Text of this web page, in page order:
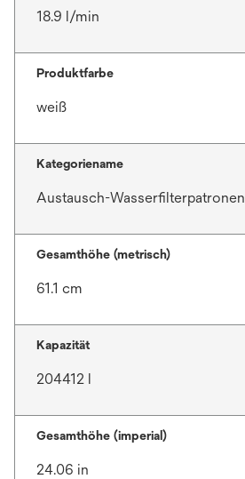
18.9 l/min
Produktfarbe
weiß
Kategoriename
Austausch-Wasserfilterpatronen
Gesamthöhe (metrisch)
61.1 cm
Kapazität
204412 l
Gesamthöhe (imperial)
24.06 in